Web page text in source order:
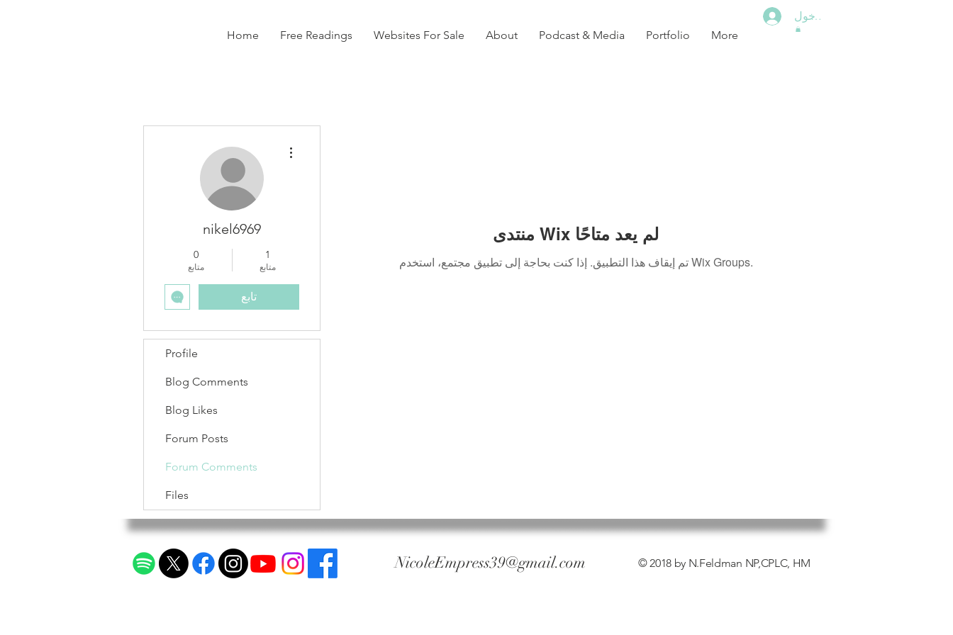
Home Free Readings Websites For Sale About Podcast & Media Portfolio More
تسجيل الدخول
منتدى Wix لم يعد متاحًا
تم إيقاف هذا التطبيق. إذا كنت بحاجة إلى تطبيق مجتمع، استخدم Wix Groups.
nikel6969
1
متابع
0
متابع
تابع
Profile
Blog Comments
Blog Likes
Forum Posts
Forum Comments
Files
© 2018 by N.Feldman NP,CPLC, HM
NicoleEmpress39@gmail.com